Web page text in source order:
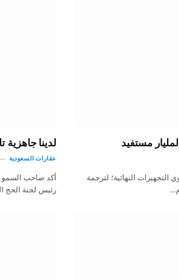
مستفيد
النهائية؛ لترجمة
لدينا
عقارات السعودية
أكد صاحب السمو
رئيس لجنة الحج